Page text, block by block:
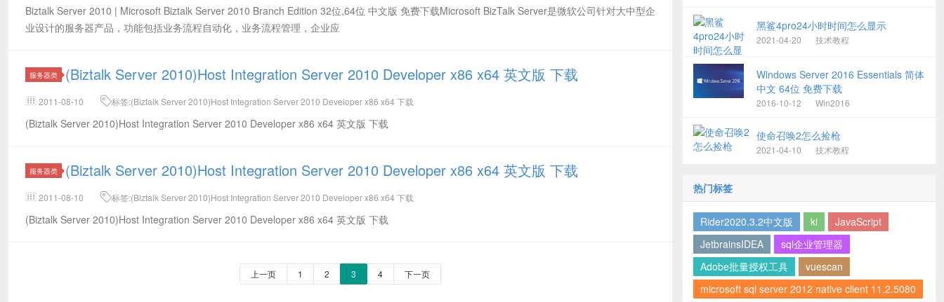
Biztalk Server 2010 | Microsoft Biztalk Server 2010 Branch Edition 32位,64位 中文版 免费下载Microsoft BizTalk Server是微软公司针对大中型企
业设计的服务器产品，功能包括业务流程自动化，业务流程管理，企业应
服务器类 (Biztalk Server 2010)Host Integration Server 2010 Developer x86 x64 英文版 下载
2011-08-10 标签:(Biztalk Server 2010)Host Integration Server 2010 Developer x86 x64 下载
(Biztalk Server 2010)Host Integration Server 2010 Developer x86 x64 英文版 下载
服务器类 (Biztalk Server 2010)Host Integration Server 2010 Developer x86 x64 英文版 下载
2011-08-10 标签:(Biztalk Server 2010)Host Integration Server 2010 Developer x86 x64 下载
(Biztalk Server 2010)Host Integration Server 2010 Developer x86 x64 英文版 下载
上一页 1 2 3 4 下一页
黑鲨4pro24小时时间怎么显示
2021-04-20 技术教程
Windows Server 2016 Essentials 简体
中文 64位 免费下载
2016-10-12 Win2016
使命召唤2怎么捡枪
2021-04-10 技术教程
热门标签
Rider2020.3.2中文版 ki
JavaScript
JetbrainsIDEA
sql企业管理器
Adobe批量授权工具
vuescan
microsoft sql server 2012 native client 11.2.5080